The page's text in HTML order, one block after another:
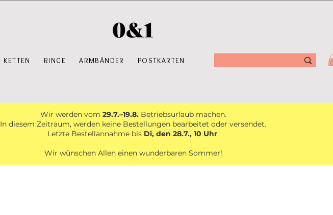
KETTEN RINGE ARMBÄNDER POSTKARTEN
Wir werden vom 29.7.–19.8.Betriebsurlaub machen.
In diesem Zeitraum, werden keine Bestellungen bearbeitet oder versendet.
Letzte Bestellannahme bis Di, den 28.7., 10 Uhr.
Wir wünschen Allen einen wunderbaren Sommer!